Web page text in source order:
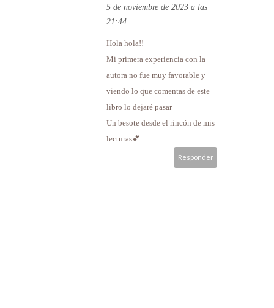
5 de noviembre de 2023 a las
21:44
Hola hola!!
Mi primera experiencia con la
autora no fue muy favorable y
viendo lo que comentas de este
libro lo dejaré pasar
Un besote desde el rincón de mis
lecturas💕
Responder